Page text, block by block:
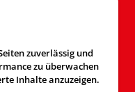
zuverlässig und
zu überwachen
Inhalte anzuzeigen.